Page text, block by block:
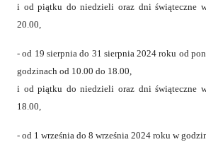
i od piątku do niedzieli oraz dni świąteczne
20.00,
- od 19 sierpnia do 31 sierpnia 2024 roku od
godzinach od 10.00 do 18.00,
i od piątku do niedzieli oraz dni świąteczne
18.00,
- od 1 września do 8 września 2024 roku w